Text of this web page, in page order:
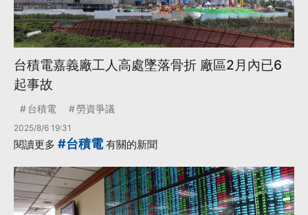
台積電嘉義廠工人高處墜落骨折 廠區2月內已6
起事故
台積電 勞資爭議
2025/8/6 19:31
閱讀更多 #台積電有關的新聞